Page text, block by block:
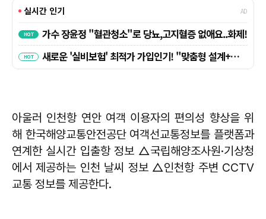
아울러 인천항 연안 여객 이용자의 편의성 향상을 위
해 한국해양교통안전공단 여객선교통정보를 플랫폼과
연계한 실시간 입출항 정보 △국립해양조사원·기상청
에서 제공하는 인천 날씨 정보 △인천항 주변 CCTV
교통 정보를 제공한다.